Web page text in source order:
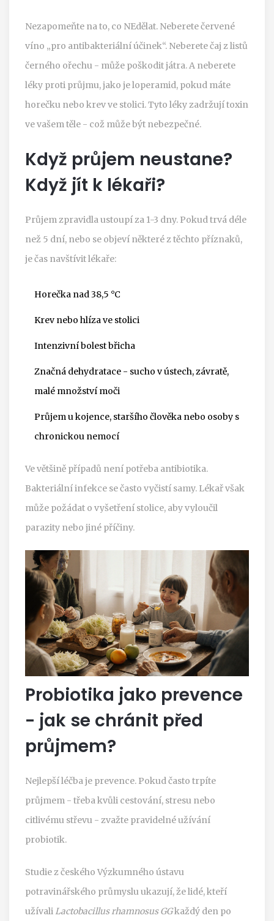
Nezapomeňte na to, co NEdělat. Neberete červené
víno „pro antibakteriální účinek“. Neberete čaj z listů
černého ořechu - může poškodit játra. A neberete
léky proti průjmu, jako je loperamid, pokud máte
horečku nebo krev ve stolici. Tyto léky zadržují toxin
ve vašem těle - což může být nebezpečné.
Když průjem neustane?
Když jít k lékaři?
Průjem zpravidla ustoupí za 1-3 dny. Pokud trvá déle
než 5 dní, nebo se objeví některé z těchto příznaků,
je čas navštívit lékaře:
Horečka nad 38,5 °C
Krev nebo hlíza ve stolici
Intenzivní bolest břicha
Značná dehydratace - sucho v ústech, závratě,
malé množství moči
Průjem u kojence, staršího člověka nebo osoby s
chronickou nemocí
Ve většině případů není potřeba antibiotika.
Bakteriální infekce se často vyčistí samy. Lékař však
může požádat o vyšetření stolice, aby vyloučil
parazity nebo jiné příčiny.
Probiotika jako prevence
- jak se chránit před
průjmem?
Nejlepší léčba je prevence. Pokud často trpíte
průjmem - třeba kvůli cestování, stresu nebo
citlivému střevu - zvažte pravidelné užívání
probiotik.
Studie z českého Výzkumného ústavu
potravinářského průmyslu ukazují, že lidé, kteří
užívaliLactobacillus rhamnosus GGkaždý den po